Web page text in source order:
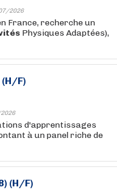
2026
France, recherche un
Physiques Adaptées),
F)
d'apprentissages
à un panel riche de
(H/F)